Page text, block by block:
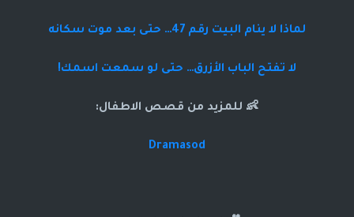
لماذا لا ينام البيت رقم 47… حتى بعد موت سكانه
لا تفتح الباب الأزرق… حتى لو سمعت اسمك!
👶 للمزيد من قصص الاطفال:
Dramasod